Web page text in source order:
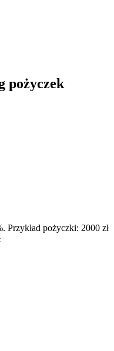
pożyczek
Przykład pożyczki: 2000 zł